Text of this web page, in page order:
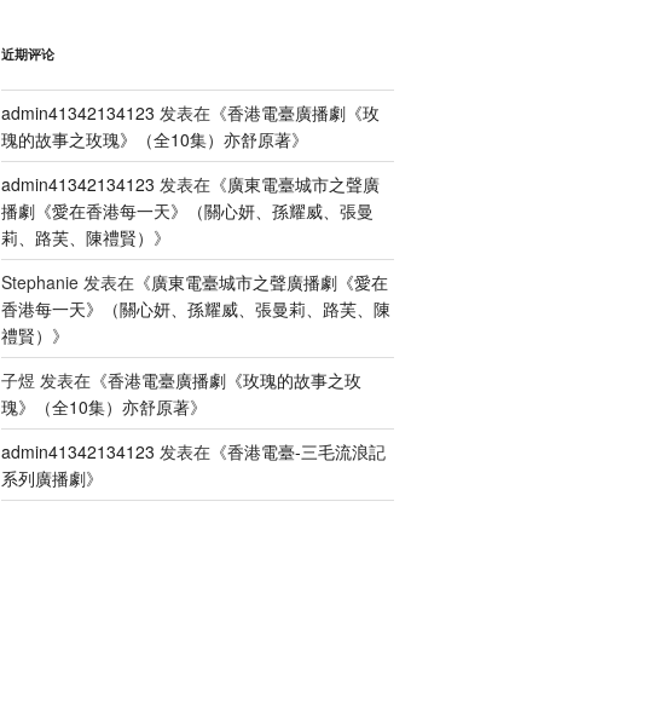
近期评论
admin41342134123 发表在《香港電臺廣播劇《玫
瑰的故事之玫瑰》（全10集）亦舒原著》
admin41342134123 发表在《廣東電臺城市之聲廣
播劇《愛在香港每一天》（關心妍、孫耀威、張曼
莉、路芙、陳禮賢） 》
Stephanie发表在《廣東電臺城市之聲廣播劇《愛在
香港每一天》（關心妍、孫耀威、張曼莉、路芙、陳
禮賢） 》
子煜 发表在《香港電臺廣播劇《玫瑰的故事之玫
瑰》（全10集）亦舒原著》
admin41342134123 发表在《香港電臺-三毛流浪記
系列廣播劇》